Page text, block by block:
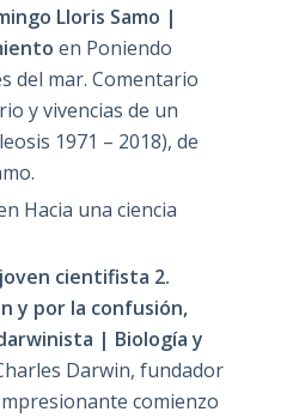
Lloris Samo |
en Poniendo
del mar. Comentario
y vivencias de un
1971 – 2018), de
Hacia una ciencia
cientifista 2.
y por la confusión,
| Biología y
Darwin, fundador
comienzo